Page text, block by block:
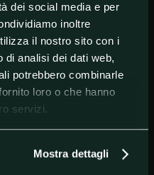
dei social media e per
inoltre
il nostro sito con i
di analisi dei dati web,
potrebbero combinarle
loro o che hanno
servizi.
Mostra dettagli
3[13' rig. King (B), 42'
(B)]
0-2[71' rig. Bruno
5-0[11' Gabriel Jesus,
84' Mahrez, 91' De